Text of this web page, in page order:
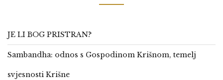
JE LI BOG PRISTRAN?
Sambandha: odnos s Gospodinom Krišnom, temelj
svjesnosti Krišne